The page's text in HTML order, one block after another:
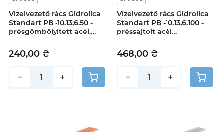
Vízelvezető rács Gidrolica
Standart РВ -10.13,6.50 -
présgömbölyített acél,
osztályú
240,00 ₴
− +
Vízelvezető rács Gidrolica
Standart РВ -10.13,6.100 -
préssajtolt acél
osztályú
468,00 ₴
− +